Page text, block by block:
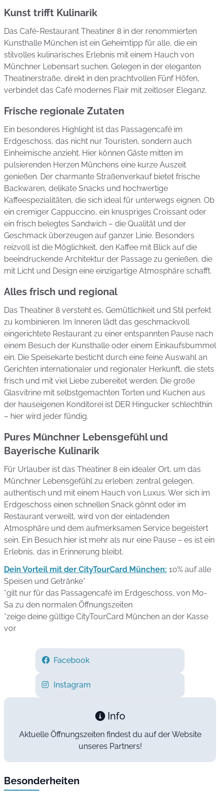
Kunst trifft Kulinarik
Das Café-Restaurant Theatiner 8 in der renommierten
Kunsthalle München ist ein Geheimtipp für alle, die ein
stilvolles kulinarisches Erlebnis mit einem Hauch von
Münchner Lebensart suchen. Gelegen in der eleganten
Theatinerstraße, direkt in den prachtvollen Fünf Höfen,
verbindet das Café modernes Flair mit zeitloser Eleganz.
Frische regionale Zutaten
Ein besonderes Highlight ist das Passagencafé im
Erdgeschoss, das nicht nur Touristen, sondern auch
Einheimische anzieht. Hier können Gäste mitten im
pulsierenden Herzen Münchens eine kurze Auszeit
genießen. Der charmante Straßenverkauf bietet frische
Backwaren, delikate Snacks und hochwertige
Kaffeespezialitäten, die sich ideal für unterwegs eignen. Ob
ein cremiger Cappuccino, ein knuspriges Croissant oder
ein frisch belegtes Sandwich – die Qualität und der
Geschmack überzeugen auf ganzer Linie. Besonders
reizvoll ist die Möglichkeit, den Kaffee mit Blick auf die
beeindruckende Architektur der Passage zu genießen, die
mit Licht und Design eine einzigartige Atmosphäre schafft.
Alles frisch und regional
Das Theatiner 8 versteht es, Gemütlichkeit und Stil perfekt
zu kombinieren. Im Inneren lädt das geschmackvoll
eingerichtete Restaurant zu einer entspannten Pause nach
einem Besuch der Kunsthalle oder einem Einkaufsbummel
ein. Die Speisekarte besticht durch eine feine Auswahl an
Gerichten internationaler und regionaler Herkunft, die stets
frisch und mit viel Liebe zubereitet werden. Die große
Glasvitrine mit selbstgemachten Torten und Kuchen aus
der hauseigenen Konditorei ist DER Hingucker schlechthin
– hier wird jeder fündig.
Pures Münchner Lebensgefühl und
Bayerische Kulinarik
Für Urlauber ist das Theatiner 8 ein idealer Ort, um das
Münchner Lebensgefühl zu erleben: zentral gelegen,
authentisch und mit einem Hauch von Luxus. Wer sich im
Erdgeschoss einen schnellen Snack gönnt oder im
Restaurant verweilt, wird von der einladenden
Atmosphäre und dem aufmerksamen Service begeistert
sein. Ein Besuch hier ist mehr als nur eine Pause – es ist ein
Erlebnis, das in Erinnerung bleibt.
Dein Vorteil mit der CityTourCard München: 10% auf alle
Speisen und Getränke*
*gilt nur für das Passagencafé im Erdgeschoss, von Mo-
Sa zu den normalen Öffnungszeiten
*zeige deine gültige CityTourCard München an der Kasse
vor
Facebook
Instagram
Info
Aktuelle Öffnungszeiten findest du auf der Website
unseres Partners!
Besonderheiten